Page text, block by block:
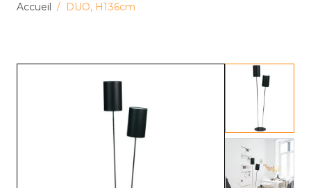
Accueil / DUO, H136cm
View
View